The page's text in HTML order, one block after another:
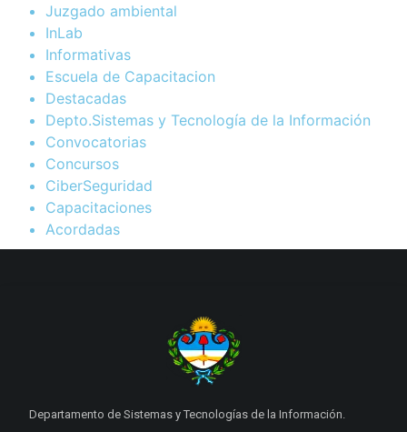
Juzgado ambiental
InLab
Informativas
Escuela de Capacitacion
Destacadas
Depto.Sistemas y Tecnología de la Información
Convocatorias
Concursos
CiberSeguridad
Capacitaciones
Acordadas
Departamento de Sistemas y Tecnologías de la Información.